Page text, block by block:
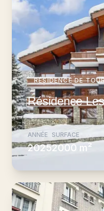
RÉSIDENCE DE
Résidence
ANNÉE
2025
SURFACE
2000 m²